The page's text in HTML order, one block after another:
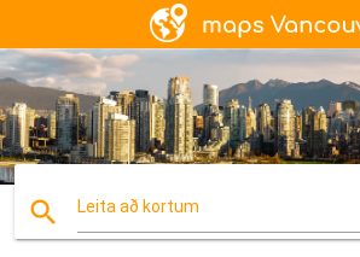
search Leita að kortum